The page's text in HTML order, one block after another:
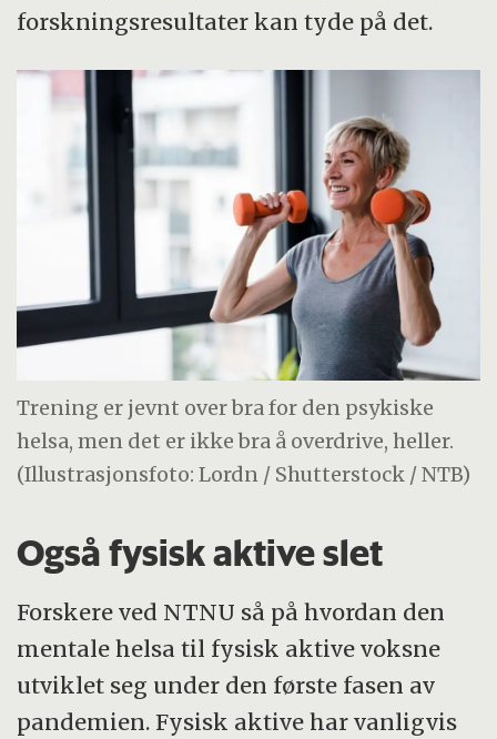
forskningsresultater kan tyde på det.
Trening er jevnt over bra for den psykiske
helsa, men det er ikke bra å overdrive, heller.
(Illustrasjonsfoto: Lordn / Shutterstock / NTB)
Også fysisk aktive slet
Forskere ved NTNU så på hvordan den
mentale helsa til fysisk aktive voksne
utviklet seg under den første fasen av
pandemien. Fysisk aktive har vanligvis